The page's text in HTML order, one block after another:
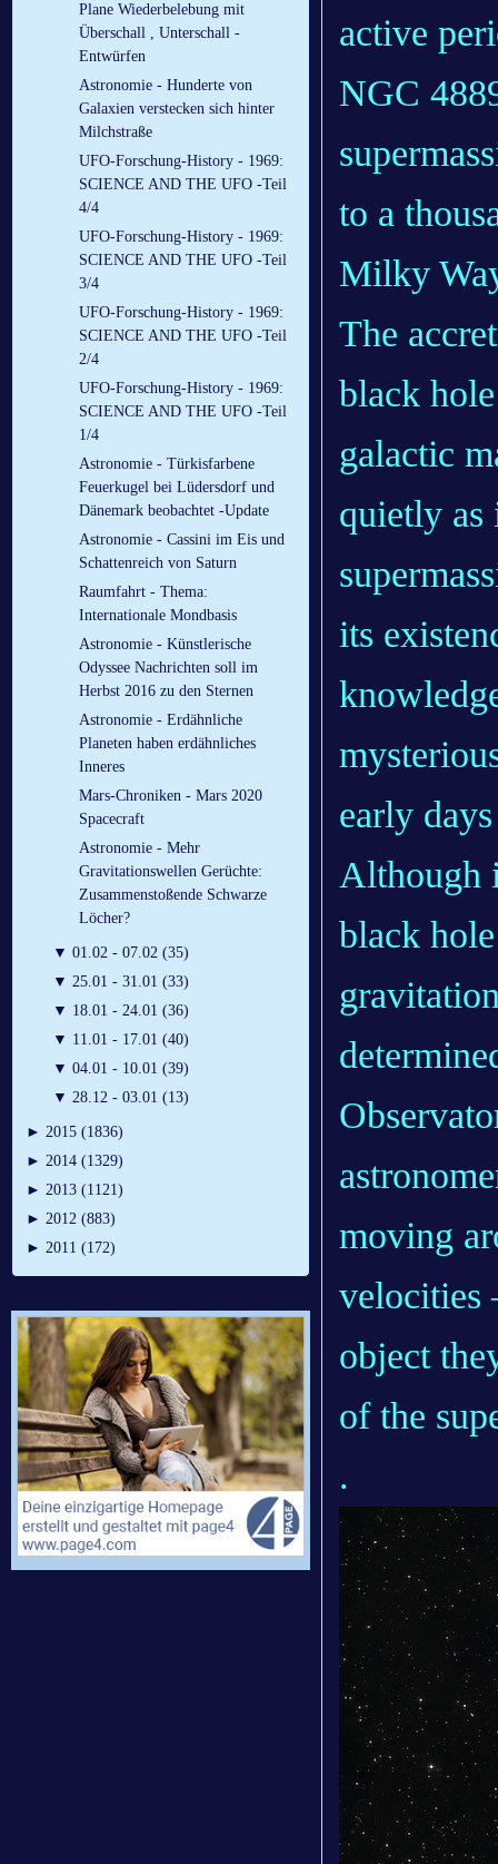
Plane Wiederbelebung mit
Überschall , Unterschall -
Entwürfen
Astronomie - Hunderte von
Galaxien verstecken sich hinter
Milchstraße
UFO-Forschung-History - 1969:
SCIENCE AND THE UFO -Teil
4/4
UFO-Forschung-History - 1969:
SCIENCE AND THE UFO -Teil
3/4
UFO-Forschung-History - 1969:
SCIENCE AND THE UFO -Teil
2/4
UFO-Forschung-History - 1969:
SCIENCE AND THE UFO -Teil
1/4
Astronomie - Türkisfarbene
Feuerkugel bei Lüdersdorf und
Dänemark beobachtet -Update
Astronomie - Cassini im Eis und
Schattenreich von Saturn
Raumfahrt - Thema:
Internationale Mondbasis
Astronomie - Künstlerische
Odyssee Nachrichten soll im
Herbst 2016 zu den Sternen
Astronomie - Erdähnliche
Planeten haben erdähnliches
Inneres
Mars-Chroniken - Mars 2020
Spacecraft
Astronomie - Mehr
Gravitationswellen Gerüchte:
Zusammenstoßende Schwarze
Löcher?
▼ 01.02 - 07.02 (35)
▼ 25.01 - 31.01 (33)
▼ 18.01 - 24.01 (36)
▼ 11.01 - 17.01 (40)
▼ 04.01 - 10.01 (39)
▼ 28.12 - 03.01 (13)
► 2015 (1836)
► 2014 (1329)
► 2013 (1121)
► 2012 (883)
► 2011 (172)
active
NGC
to a
Milky
The
black
galactic
quietly as
its
early
Although
black
moving
velocities
object
of the
.